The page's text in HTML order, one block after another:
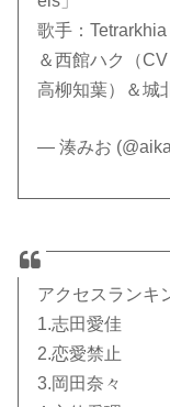
歌手：
＆西館ハク（
高柳知葉）＆城
— 湊みお
アクセスランキ
1.志田愛佳
2.恋愛禁止
3.岡田奈々